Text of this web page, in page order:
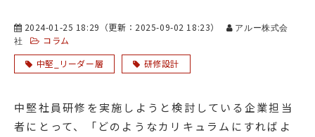
2024-01-25 18:29 （更新： 2025-09-02 18:23）
アルー株式会
社
コラム
中堅_リーダー層
研修設計
中堅社員研修を実施しようと検討している企業担当
者にとって、「どのようなカリキュラムにすればよ